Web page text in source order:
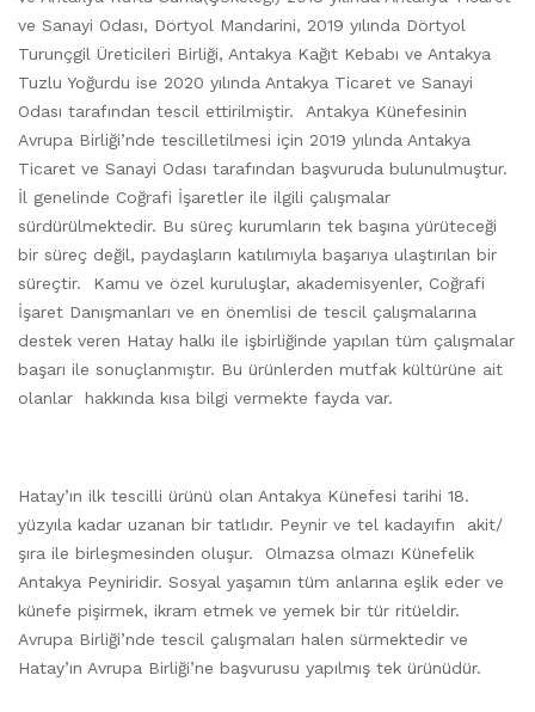
ve Sanayi Odası, Dörtyol Mandarini, 2019 yılında Dörtyol
Turunçgil Üreticileri Birliği, Antakya Kağıt Kebabı ve Antakya
Tuzlu Yoğurdu ise 2020 yılında Antakya Ticaret ve Sanayi
Odası tarafından tescil ettirilmiştir. Antakya Künefesinin
Avrupa Birliği’nde tescilletilmesi için 2019 yılında Antakya
Ticaret ve Sanayi Odası tarafından başvuruda bulunulmuştur.
İl genelinde Coğrafi İşaretler ile ilgili çalışmalar
sürdürülmektedir. Bu süreç kurumların tek başına yürüteceği
bir süreç değil, paydaşların katılımıyla başarıya ulaştırılan bir
süreçtir. Kamu ve özel kuruluşlar, akademisyenler, Coğrafi
İşaret Danışmanları ve en önemlisi de tescil çalışmalarına
destek veren Hatay halkı ile işbirliğinde yapılan tüm çalışmalar
başarı ile sonuçlanmıştır. Bu ürünlerden mutfak kültürüne ait
olanlar hakkında kısa bilgi vermekte fayda var.
Hatay’ın ilk tescilli ürünü olan Antakya Künefesi tarihi 18.
yüzyıla kadar uzanan bir tatlıdır. Peynir ve tel kadayıfın akit/
şıra ile birleşmesinden oluşur. Olmazsa olmazı Künefelik
Antakya Peyniridir. Sosyal yaşamın tüm anlarına eşlik eder ve
künefe pişirmek, ikram etmek ve yemek bir tür ritüeldir.
Avrupa Birliği’nde tescil çalışmaları halen sürmektedir ve
Hatay’ın Avrupa Birliği’ne başvurusu yapılmış tek ürünüdür.